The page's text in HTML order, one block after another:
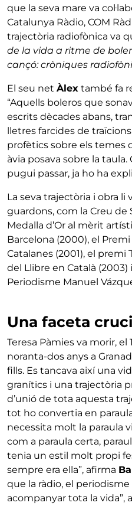
que la seva mare va
Catalunya Ràdio, COM
trajectòria radiofònica va
de la vida a ritme de
cançó: cròniques
El seu net Àlex també fa
“Aquells boleros que
escrits dècades abans,
lletres farcides de
profètics sobre els temes
àvia posava sobre la
pugui passar, ja ho ha
La seva trajectòria i obra
guardons, com la Creu de
Medalla d’Or al mèrit
Barcelona (2000), el
Catalanes (2001), el premi
del Llibre en Català
Periodisme Manuel
Una faceta
Teresa Pàmies va morir, el
noranta-dos anys a
fills. Es tancava així una
granítics i una trajectòria
d’unió de tota aquesta
tot ho convertia en
necessita molt la paraula
com a paraula certa,
tenia un estil molt propi
sempre era ella”, afirma
que la ràdio, el periodisme
acompanyar tota la vida”,